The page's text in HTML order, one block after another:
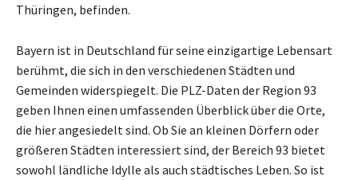
Thüringen, befinden.
Bayern ist in Deutschland für seine einzigartige Lebensart
berühmt, die sich in den verschiedenen Städten und
Gemeinden widerspiegelt. Die PLZ-Daten der Region 93
geben Ihnen einen umfassenden Überblick über die Orte,
die hier angesiedelt sind. Ob Sie an kleinen Dörfern oder
größeren Städten interessiert sind, der Bereich 93 bietet
sowohl ländliche Idylle als auch städtisches Leben. So ist